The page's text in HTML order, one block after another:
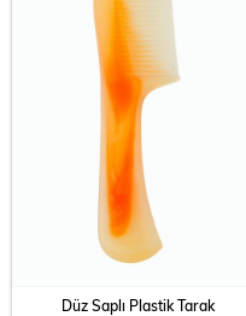
Düz Saplı Plastik Tarak